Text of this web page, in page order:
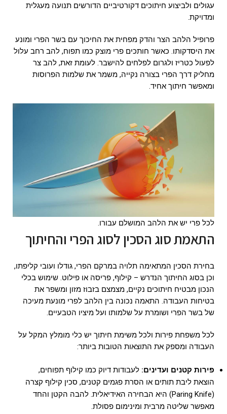
עגולים ולביצוע חיתוכים דקורטיביים הדורשים תנועה מעגלית
ומדויקת.
פרופיל הלהב הצר והדק מפחית את החיכוך עם בשר הפרי ומונע
את היסדקותו. כאשר חותכים פרי מוצק כמו תפוח, להב רחב עלול
לפעול כטריז ולגרום לפלחים להישבר. לעומת זאת, להב צר
מחליק דרך הפרי בצורה נקייה, משמר את שלמות הפרוסות
ומאפשר חיתוך אחיד.
לכל פרי יש את הלהב המושלם עבורו.
התאמת סוג הסכין לסוג הפרי והחיתוך
בחירת הסכין המתאימה תלויה במרקם הפרי, גודלו ועובי קליפתו,
וכן בסוג החיתוך הנדרש – קילוף, פריסה או פילוט. שימוש בכלי
הנכון מבטיח חיתוכים נקיים, מצמצם בזבוז מזון ומשפר את
בטיחות העבודה. התאמה נכונה בין הלהב לפרי מונעת מעיכה
של בשר הפרי ושומרת על שלמותו ועל מיציו הטבעיים.
לכל משפחת פירות ולכל משימת חיתוך יש כלי מומלץ המקל על
העבודה ומספק את התוצאות הטובות ביותר:
פירות קטנים ועדינים: לעבודות דיוק כמו קילוף תפוחים,
הוצאת ליבת תותים או הסרת פגמים קטנים, סכין קילוף קצרה
(Paring Knife) היא הבחירה האידיאלית. להבה הקטן והחד
מאפשר שליטה מרבית ומינימום פסולת.